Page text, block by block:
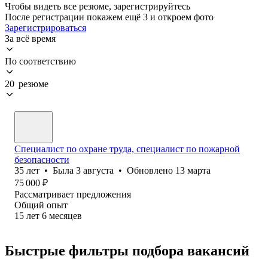
Чтобы видеть все резюме, зарегистрируйтесь
После регистрации покажем ещё 3 и откроем фото
Зарегистрироваться
За всё время
По соответствию
20 резюме
Специалист по охране труда, специалист по пожарной
безопасности
35 лет • Была 3 августа • Обновлено 13 марта
75 000 ₽
Рассматривает предложения
Общий опыт
15 лет 6 месяцев
Быстрые фильтры подбора вакансий